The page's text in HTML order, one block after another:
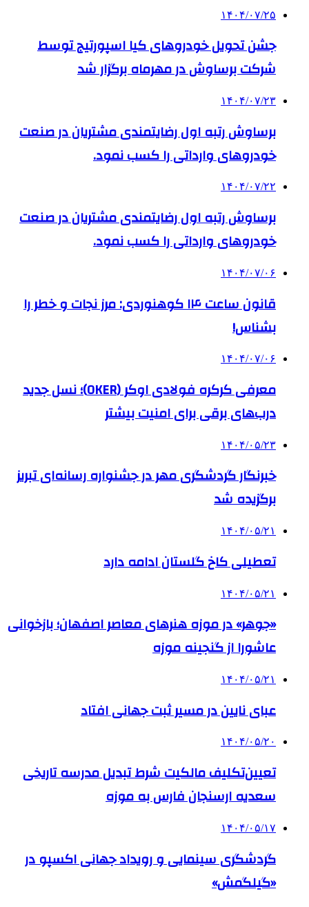
۱۴۰۴/۰۷/۲۵
جشن تحویل خودروهای کیا اسپورتیج توسط
شرکت برساوش در مهرماه برگزار شد
۱۴۰۴/۰۷/۲۳
برساوش رتبه اول رضایتمندی مشتریان در صنعت
خودروهای وارداتی را کسب نمود.
۱۴۰۴/۰۷/۲۲
برساوش رتبه اول رضایتمندی مشتریان در صنعت
خودروهای وارداتی را کسب نمود.
۱۴۰۴/۰۷/۰۶
قانون ساعت ۱۴ کوهنوردی: مرز نجات و خطر را
بشناس!
۱۴۰۴/۰۷/۰۶
معرفی کرکره فولادی اوکر (OKER)؛ نسل جدید
درب‌های برقی برای امنیت بیشتر
۱۴۰۴/۰۵/۲۳
خبرنگار گردشگری مهر در جشنواره رسانه‌ای تبریز
برگزیده شد
۱۴۰۴/۰۵/۲۱
تعطیلی کاخ گلستان ادامه دارد
۱۴۰۴/۰۵/۲۱
«جوهر» در موزه هنرهای معاصر اصفهان؛ بازخوانی
عاشورا از گنجینه موزه
۱۴۰۴/۰۵/۲۱
عبای نایین در مسیر ثبت جهانی افتاد
۱۴۰۴/۰۵/۲۰
تعیین‌تکلیف مالکیت شرط تبدیل مدرسه تاریخی
سعدیه ارسنجان فارس به موزه
۱۴۰۴/۰۵/۱۷
گردشگری سینمایی و رویداد جهانی اکسپو در
«گیلگمش»